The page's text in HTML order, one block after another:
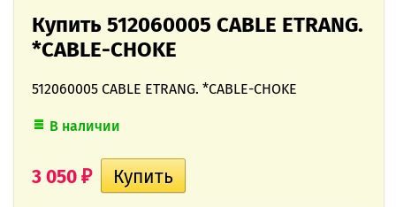
Купить 512060005 CABLE ETRANG.
*CABLE-CHOKE
512060005 CABLE ETRANG. *CABLE-CHOKE
В наличии
3 050 ₽